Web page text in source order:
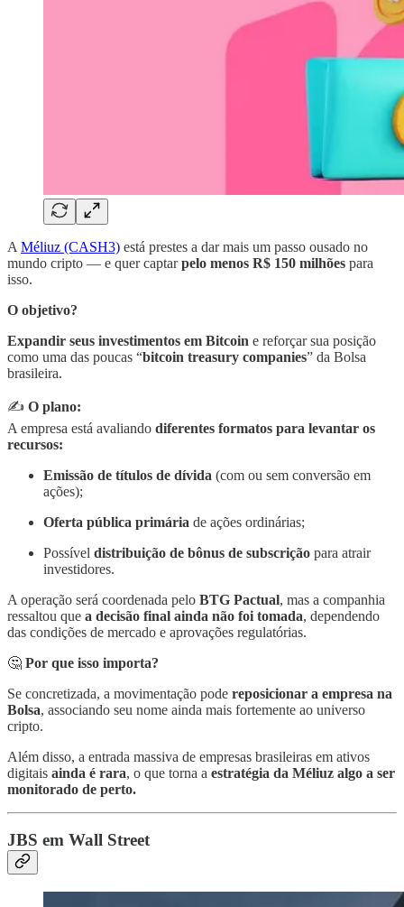
A Méliuz (CASH3) está prestes a dar mais um passo ousado no
mundo cripto — e quer captarpelo menos R$ 150 milhões para
isso.
O objetivo?
Expandir seus investimentos em Bitcoin e reforçar sua posição
como uma das poucas “bitcoin treasury companies” da Bolsa
brasileira.
✍️ O plano:
A empresa está avaliando diferentes formatos para levantar os
recursos:
Emissão de títulos de dívida (com ou sem conversão em
ações);
Oferta pública primária de ações ordinárias;
Possível distribuição de bônus de subscrição para atrair
investidores.
A operação será coordenada pelo BTG Pactual, mas a companhia
ressaltou que a decisão final ainda não foi tomada, dependendo
das condições de mercado e aprovações regulatórias.
🤔 Por que isso importa?
Se concretizada, a movimentação pode reposicionar a empresa na
Bolsa, associando seu nome ainda mais fortemente ao universo
cripto.
Além disso, a entrada massiva de empresas brasileiras em ativos
digitais ainda é rara, o que torna a estratégia da Méliuz algo a ser
monitorado de perto.
JBS em Wall Street